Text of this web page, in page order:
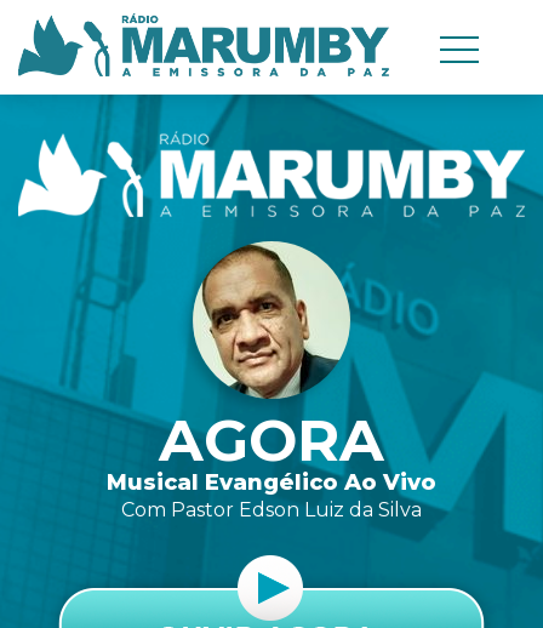
AGORA
Musical Evangélico Ao Vivo
Com Pastor Edson Luiz da Silva